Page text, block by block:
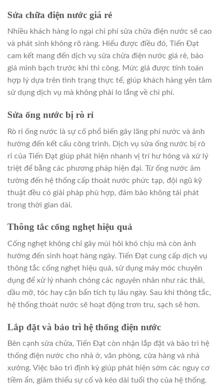
Sửa chữa điện nước giá rẻ
Nhiều khách hàng lo ngại chi phí sửa chữa điện nước sẽ cao
và phát sinh không rõ ràng. Hiểu được điều đó, Tiến Đạt
cam kết mang đến dịch vụ sửa chữa điện nước giá rẻ, báo
giá minh bạch trước khi thi công. Mức giá được tính toán
hợp lý dựa trên tình trạng thực tế, giúp khách hàng yên tâm
sử dụng dịch vụ mà không phải lo lắng về chi phí.
Sửa ống nước bị rò rỉ
Rò rỉ ống nước là sự cố phổ biến gây lãng phí nước và ảnh
hưởng đến kết cấu công trình. Dịch vụ sửa ống nước bị rò
rỉ của Tiến Đạt giúp phát hiện nhanh vị trí hư hỏng và xử lý
triệt để bằng các phương pháp hiện đại. Từ ống nước âm
tường đến hệ thống cấp thoát nước phức tạp, đội ngũ kỹ
thuật đều có giải pháp phù hợp, đảm bảo không tái phát
trong thời gian dài.
Thông tắc cống nghẹt hiệu quả
Cống nghẹt không chỉ gây mùi hôi khó chịu mà còn ảnh
hưởng đến sinh hoạt hàng ngày. Tiến Đạt cung cấp dịch vụ
thông tắc cống nghẹt hiệu quả, sử dụng máy móc chuyên
dụng để xử lý nhanh chóng các nguyên nhân như rác thải,
dầu mỡ, tóc hay cặn bẩn tích tụ lâu ngày. Sau khi thông tắc,
hệ thống thoát nước sẽ hoạt động trơn tru, sạch sẽ hơn.
Lắp đặt và bảo trì hệ thống điện nước
Bên cạnh sửa chữa, Tiến Đạt còn nhận lắp đặt và bảo trì hệ
thống điện nước cho nhà ở, văn phòng, cửa hàng và nhà
xưởng. Việc bảo trì định kỳ giúp phát hiện sớm các nguy cơ
tiềm ẩn, giảm thiểu sự cố và kéo dài tuổi thọ của hệ thống.